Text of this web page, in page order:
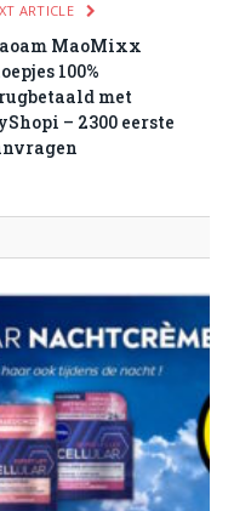
ARTICLE
MaoMixx
100%
met
– 2300 eerste